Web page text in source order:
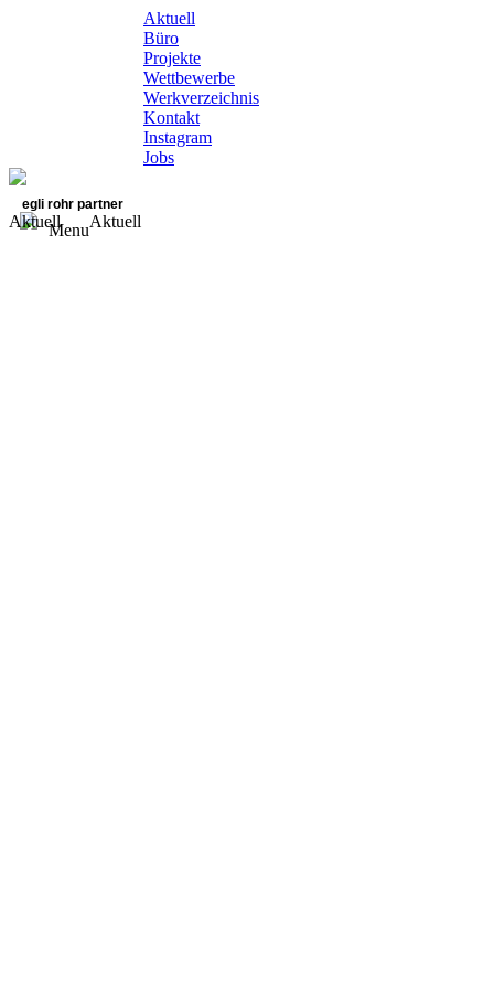
Aktuell
Büro
Projekte
Wettbewerbe
Werkverzeichnis
Kontakt
Instagram
Jobs
egli rohr partner
Menu
Aktuell Aktuell